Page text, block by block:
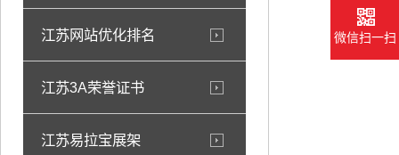
江苏网站优化排名
江苏3A荣誉证书
江苏易拉宝展架
微信扫一扫